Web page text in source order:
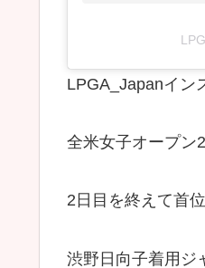
LPGA_Japanイン
全米女子オープン
2日目を終えて首
渋野日向子着用ジ